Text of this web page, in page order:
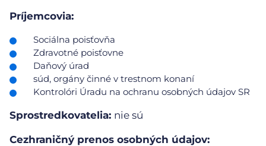
Príjemcovia:
Sociálna poisťovňa
Zdravotné poisťovne
Daňový úrad
súd, orgány činné v trestnom konaní
Kontrolóri Úradu na ochranu osobných údajov SR
Sprostredkovatelia: nie sú
Cezhraničný prenos osobných údajov: